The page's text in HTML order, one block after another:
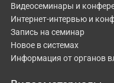
Видеосеминары и
Интернет-интервью и
Запись на семинар
Новое в системах
Информация от органов